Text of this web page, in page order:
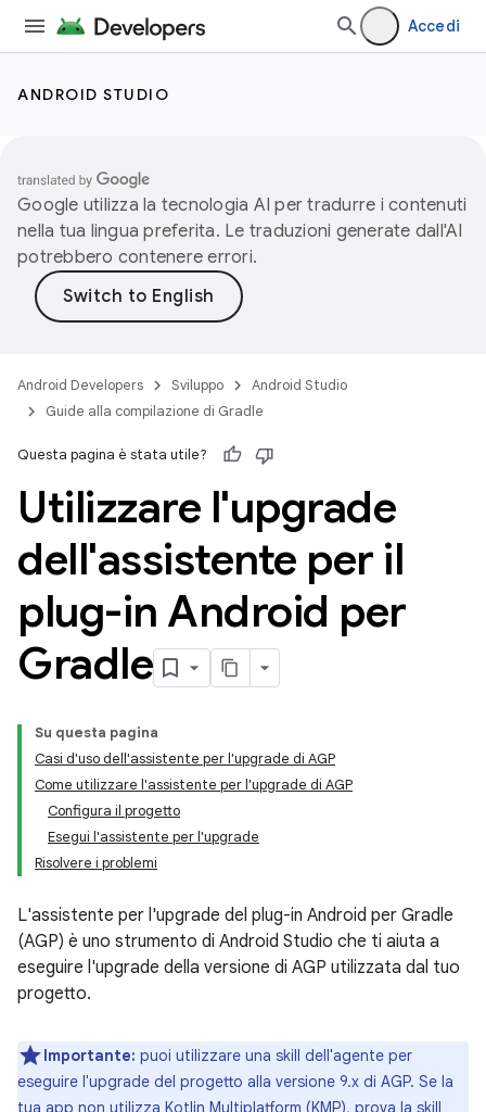
Accedi
ANDROID STUDIO
Google utilizza la tecnologia AI per tradurre i contenuti
nella tua lingua preferita. Le traduzioni generate dall'AI
potrebbero contenere errori.
Android Developers Sviluppo
Android Studio
Guide alla compilazione di Gradle
Questa pagina è stata utile?
Utilizzare l'upgrade
dell'assistente per il
plug-in Android per
Gradle
Su questa pagina
Casi d'uso dell'assistente per l'upgrade di AGP
Come utilizzare l'assistente per l'upgrade di AGP
Configura il progetto
Esegui l'assistente per l'upgrade
Risolvere i problemi
L'assistente per l'upgrade del plug-in Android per Gradle
(AGP) è uno strumento di Android Studio che ti aiuta a
eseguire l'upgrade della versione di AGP utilizzata dal tuo
progetto.
Importante: puoi utilizzare una skill dell'agente per
eseguire l'upgrade del progetto alla versione 9.x di AGP. Se la
tua app non utilizza Kotlin Multiplatform (KMP), prova la skill